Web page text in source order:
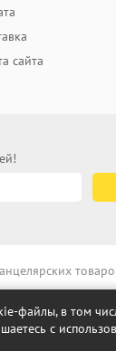
сайта
файлы, в том
с